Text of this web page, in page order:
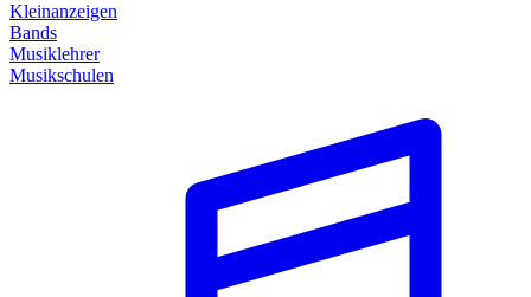
Kleinanzeigen
Bands
Musiklehrer
Musikschulen